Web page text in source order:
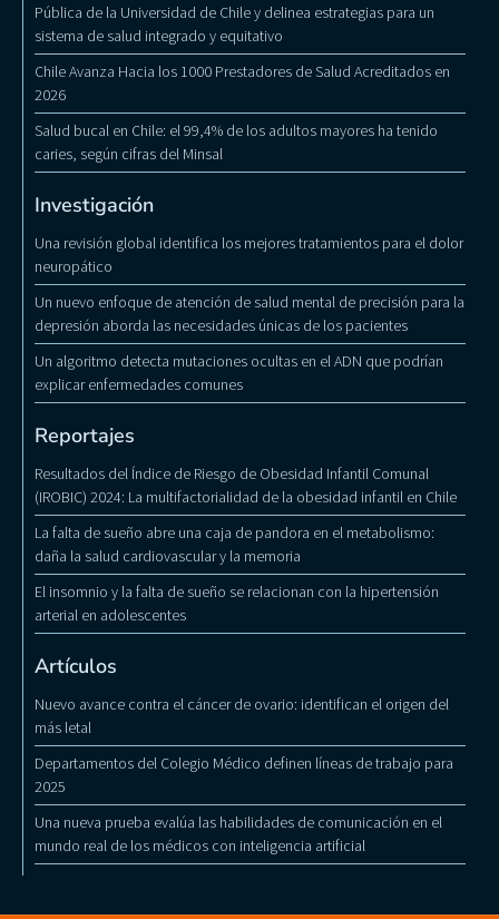
Pública de la Universidad de Chile y delinea estrategias para un
sistema de salud integrado y equitativo
Chile Avanza Hacia los 1000 Prestadores de Salud Acreditados en
2026
Salud bucal en Chile: el 99,4% de los adultos mayores ha tenido
caries, según cifras del Minsal
Investigación
Una revisión global identifica los mejores tratamientos para el dolor
neuropático
Un nuevo enfoque de atención de salud mental de precisión para la
depresión aborda las necesidades únicas de los pacientes
Un algoritmo detecta mutaciones ocultas en el ADN que podrían
explicar enfermedades comunes
Reportajes
Resultados del Índice de Riesgo de Obesidad Infantil Comunal
(IROBIC) 2024: La multifactorialidad de la obesidad infantil en Chile
La falta de sueño abre una caja de pandora en el metabolismo:
daña la salud cardiovascular y la memoria
El insomnio y la falta de sueño se relacionan con la hipertensión
arterial en adolescentes
Artículos
Nuevo avance contra el cáncer de ovario: identifican el origen del
más letal
Departamentos del Colegio Médico definen líneas de trabajo para
2025
Una nueva prueba evalúa las habilidades de comunicación en el
mundo real de los médicos con inteligencia artificial